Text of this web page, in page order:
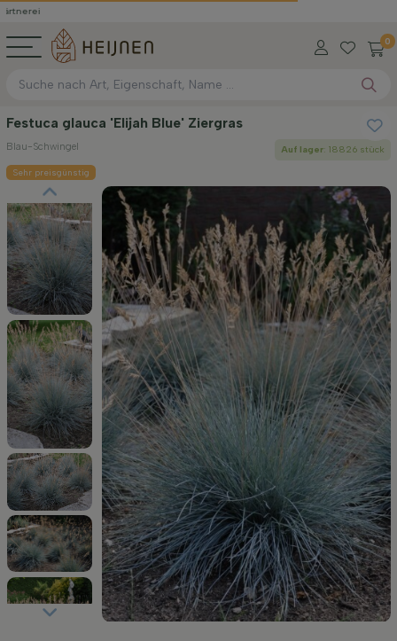
0
Festuca glauca 'Elijah Blue' Ziergras
Blau-Schwingel Auf lager: 18826 stück
Sehr preisgünstig